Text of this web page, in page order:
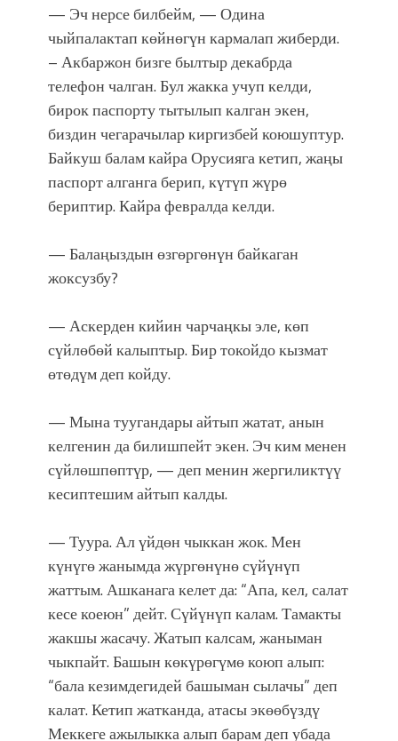
— Эч нерсе билбейм, — Одина
чыйпалактап көйнөгүн кармалап жиберди.
– Акбаржон бизге былтыр декабрда
телефон чалган. Бул жакка учуп келди,
бирок паспорту тытылып калган экен,
биздин чегарачылар киргизбей коюшуптур.
Байкуш балам кайра Орусияга кетип, жаңы
паспорт алганга берип, күтүп жүрө
бериптир. Кайра февралда келди.
— Балаңыздын өзгөргөнүн байкаган
жоксузбу?
— Аскерден кийин чарчаңкы эле, көп
сүйлөбөй калыптыр. Бир токойдо кызмат
өтөдүм деп койду.
— Мына туугандары айтып жатат, анын
келгенин да билишпейт экен. Эч ким менен
сүйлөшпөптүр, — деп менин жергиликтүү
кесиптешим айтып калды.
— Туура. Ал үйдөн чыккан жок. Мен
күнүгө жанымда жүргөнүнө сүйүнүп
жаттым. Ашканага келет да: “Апа, кел, салат
кесе коеюн” дейт. Сүйүнүп калам. Тамакты
жакшы жасачу. Жатып калсам, жаныман
чыкпайт. Башын көкүрөгүмө коюп алып:
“бала кезимдегидей башыман сылачы” деп
калат. Кетип жатканда, атасы экөөбүздү
Меккеге ажылыкка алып барам деп убада